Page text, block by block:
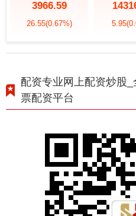
3966.59
26.55(0.67%) 5.95
配资专业网上配资炒股
票配资平台